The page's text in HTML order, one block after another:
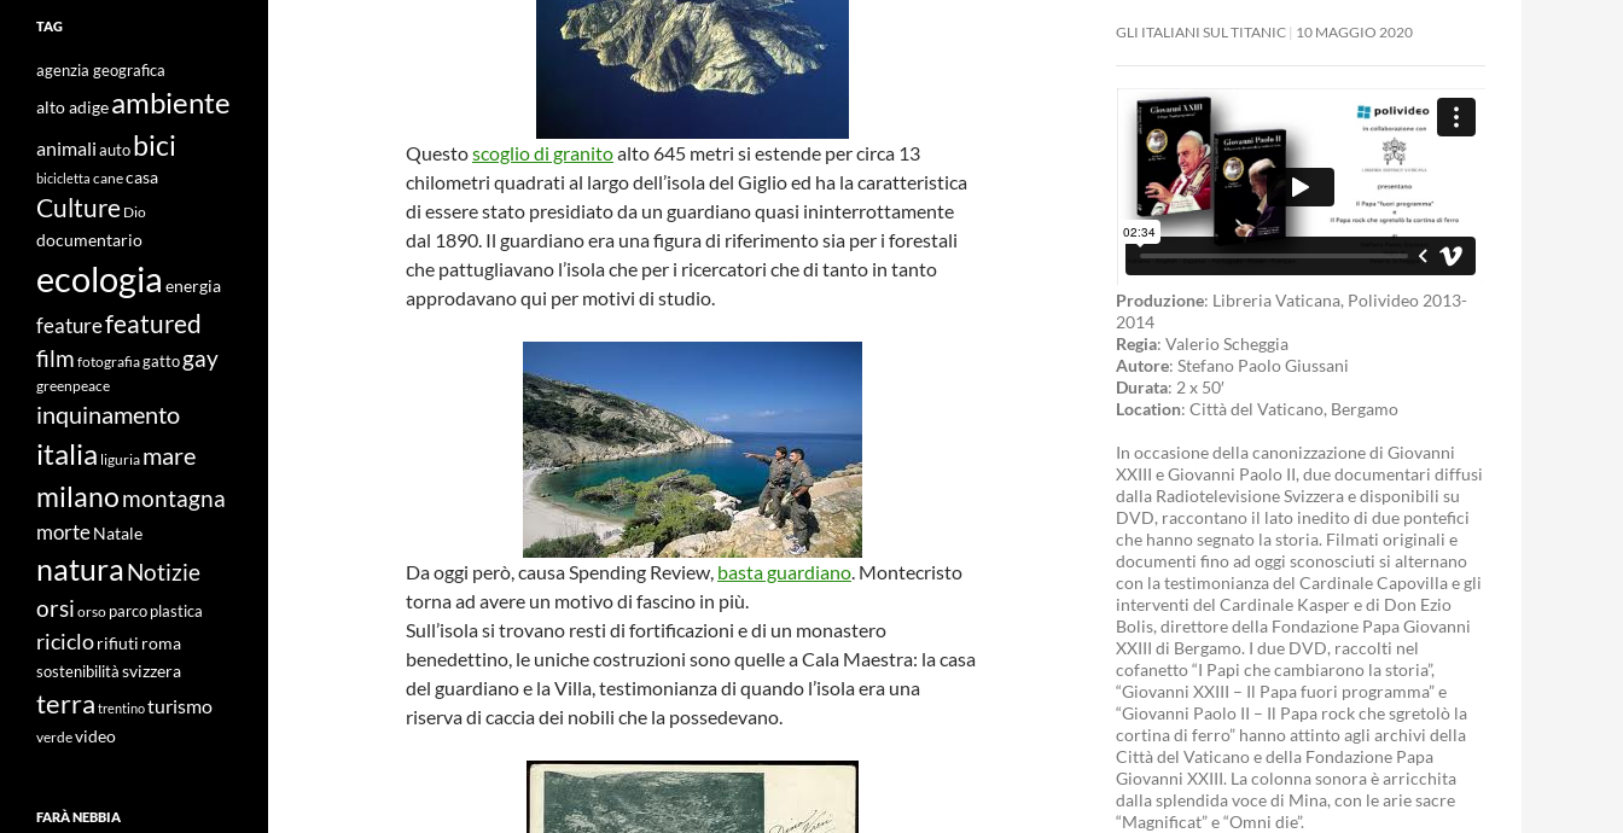
Questoscoglio di granitoalto 645 metri si estende per circa 13
chilometri quadrati al largo dell’isola del Giglio ed ha la caratteristica
di essere stato presidiato da un guardiano quasi ininterrottamente
dal 1890. Il guardiano era una figura di riferimento sia per i forestali
che pattugliavano l’isola che per i ricercatori che di tanto in tanto
approdavano qui per motivi di studio.
Da oggi però, causa Spending Review, basta guardiano. Montecristo
torna ad avere un motivo di fascino in più.
Sull’isola si trovano resti di fortificazioni e di un monastero
benedettino, le uniche costruzioni sono quelle a Cala Maestra: la casa
del guardiano e la Villa, testimonianza di quando l’isola era una
riserva di caccia dei nobili che la possedevano.
GLI ITALIANI SUL TITANIC 10 MAGGIO 2020
Produzione: Libreria Vaticana, Polivideo 2013-
2014
Regia: Valerio Scheggia
Autore: Stefano Paolo Giussani
Durata: 2 x 50′
Location: Città del Vaticano, Bergamo
In occasione della canonizzazione di Giovanni
XXIII e Giovanni Paolo II, due documentari diffusi
dalla Radiotelevisione Svizzera e disponibili su
DVD, raccontano il lato inedito di due pontefici
che hanno segnato la storia. Filmati originali e
documenti fino ad oggi sconosciuti si alternano
con la testimonianza del Cardinale Capovilla e gli
interventi del Cardinale Kasper e di Don Ezio
Bolis, direttore della Fondazione Papa Giovanni
XXIII di Bergamo. I due DVD, raccolti nel
cofanetto “I Papi che cambiarono la storia”,
“Giovanni XXIII – Il Papa fuori programma” e
“Giovanni Paolo II – Il Papa rock che sgretolò la
cortina di ferro” hanno attinto agli archivi della
Città del Vaticano e della Fondazione Papa
Giovanni XXIII. La colonna sonora è arricchita
dalla splendida voce di Mina, con le arie sacre
“Magnificat” e “Omni die”.
TAG
agenzia geografica
alto adigeambiente
animali auto bici
bicicletta canecasa
Culture Dio
documentario
ecologia energia
featurefeatured
film fotografiagatto gay
greenpeace
inquinamento
italia liguria mare
milanomontagna
morteNatale
naturaNotizie
orsi orso parco plastica
riciclorifiuti roma
sostenibilità svizzera
terra trentinoturismo
verdevideo
FARÀ NEBBIA